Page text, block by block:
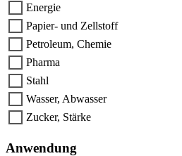
Energie
Papier- und Zellstoff
Petroleum, Chemie
Pharma
Stahl
Wasser, Abwasser
Zucker, Stärke
Anwendung